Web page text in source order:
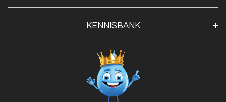
Openingstijden
Contact
Privacy Policy
Veilig betalen met:
KENNISBANK
Blog
Advies
Red Label Filter Series
Nishikigoi-Ô